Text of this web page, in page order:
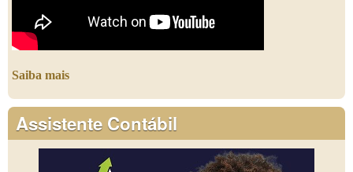
Saiba mais
Assistente Contábil